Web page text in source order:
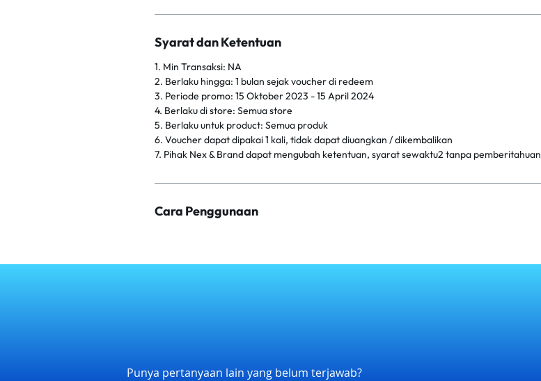
Syarat dan Ketentuan
1. Min Transaksi: NA
2. Berlaku hingga: 1 bulan sejak voucher di redeem
3. Periode promo: 15 Oktober 2023 - 15 April 2024
4. Berlaku di store: Semua store
5. Berlaku untuk product: Semua produk
6. Voucher dapat dipakai 1 kali, tidak dapat diuangkan / dikembalikan
7. Pihak Nex & Brand dapat mengubah ketentuan, syarat sewaktu2 tanpa pemberitahuan
Cara Penggunaan
Punya pertanyaan lain yang belum terjawab?